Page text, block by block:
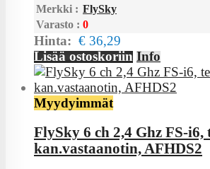
Merkki : FlySky
Varasto : 0
Hinta: € 36,29
Lisää ostoskoriin Info
Myydyimmät
FlySky 6 ch 2,4 Ghz FS-i6,
kan.vastaanotin, AFHDS2